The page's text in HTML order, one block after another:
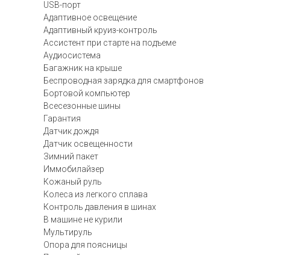
USB-порт
Адаптивное освещение
Адаптивный круиз-контроль
Ассистент при старте на подъеме
Аудиосистема
Багажник на крыше
Беспроводная зарядка для смартфонов
Бортовой компьютер
Всесезонные шины
Гарантия
Датчик дождя
Датчик освещенности
Зимний пакет
Иммобилайзер
Кожаный руль
Колеса из легкого сплава
Контроль давления в шинах
В машине не курили
Мультируль
Опора для поясницы